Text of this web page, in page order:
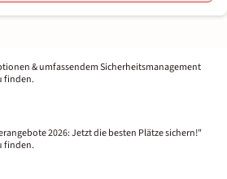
& umfassendem Sicherheitsmanagement
finden.
2026: Jetzt die besten Plätze sichern!"
finden.